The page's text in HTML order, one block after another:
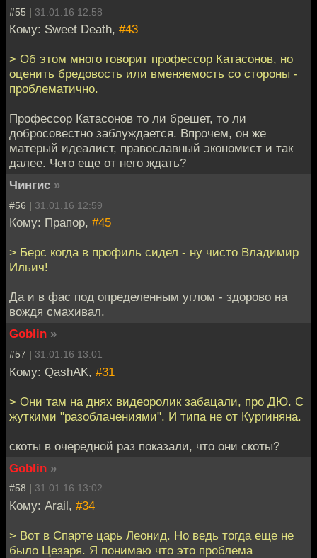
#55 | 31.01.16 12:58
Кому: Sweet Death, #43
> Об этом много говорит профессор Катасонов, но
оценить бредовость или вменяемость со стороны -
проблематично.
Профессор Катасонов то ли брешет, то ли
добросовестно заблуждается. Впрочем, он же
матерый идеалист, православный экономист и так
далее. Чего еще от него ждать?
Чингиc »
#56 | 31.01.16 12:59
Кому: Прапор, #45
> Берс когда в профиль сидел - ну чисто Владимир
Ильич!
Да и в фас под определенным углом - здорово на
вождя смахивал.
Goblin »
#57 | 31.01.16 13:01
Кому: QashAK, #31
> Они там на днях видеоролик забацали, про ДЮ. С
жуткими "разоблачениями". И типа не от Кургиняна.
скоты в очередной раз показали, что они скоты?
Goblin »
#58 | 31.01.16 13:02
Кому: Arail, #34
> Вот в Спарте царь Леонид. Но ведь тогда еще не
было Цезаря. Я понимаю что это проблема